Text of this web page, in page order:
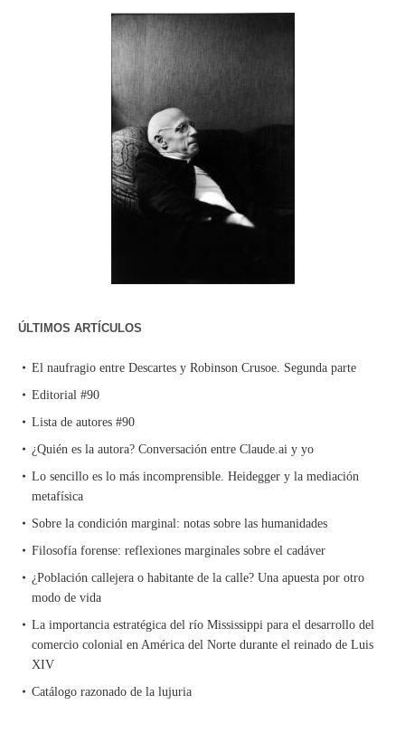
ÚLTIMOS ARTÍCULOS
El naufragio entre Descartes y Robinson Crusoe. Segunda parte
Editorial #90
Lista de autores #90
¿Quién es la autora? Conversación entre Claude.ai y yo
Lo sencillo es lo más incomprensible. Heidegger y la mediación
metafísica
Sobre la condición marginal: notas sobre las humanidades
Filosofía forense: reflexiones marginales sobre el cadáver
¿Población callejera o habitante de la calle? Una apuesta por otro
modo de vida
La importancia estratégica del río Mississippi para el desarrollo del
comercio colonial en América del Norte durante el reinado de Luis
XIV
Catálogo razonado de la lujuria